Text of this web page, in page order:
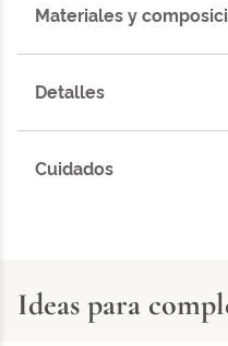
Materiales y
Detalles
Cuidados
Ideas para